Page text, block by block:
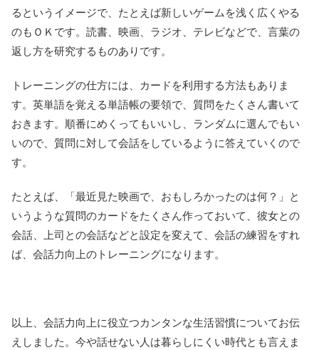
るというイメージで、たとえば新しいゲームを浅く広くやる
のもＯＫです。読書、映画、ラジオ、テレビなどで、言葉の
返し方を研究するものありです。
トレーニングの仕方には、カードを利用する方法もありま
す。英単語を覚える単語帳の要領で、質問をたくさん書いて
おきます。順番にめくってもいいし、ランダムに選んでもい
いので、質問に対して会話をしているように答えていくので
す。
たとえば、「最近見た映画で、おもしろかったのは何？」と
いうような質問のカードをたくさん作っておいて、彼女との
会話、上司との会話などと設定を変えて、会話の練習をすれ
ば、会話力向上のトレーニングになります。
以上、会話力向上に役立つカンタンな生活習慣についてお伝
えしました。今や話せない人は暮らしにくい時代とも言えま